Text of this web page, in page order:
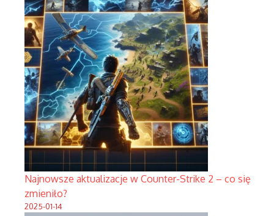
Najnowsze aktualizacje w Counter-Strike 2 – co się
zmieniło?
2025-01-14